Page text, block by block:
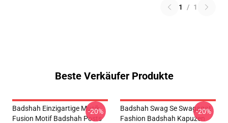
1 / 1
Beste Verkäufer Produkte
Badshah Einzigartige Musik
Fusion Motif Badshah Posts
-20%
Badshah Swag Se Swagagat
Fashion Badshah Kapuzen
-20%